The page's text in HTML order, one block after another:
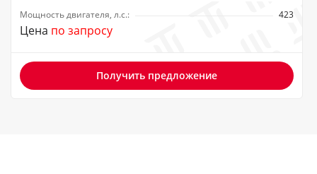
Мощность двигателя, л.с.:
423
Цена по запросу
Получить предложение